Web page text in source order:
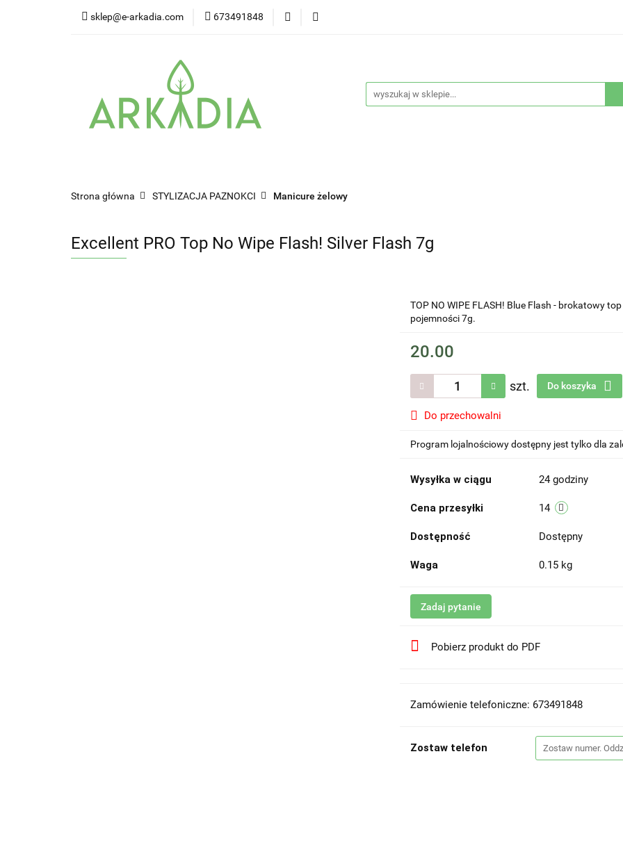
sklep@e-arkadia.com 673491848
Kategorie Producenci
Strona główna STYLIZACJA PAZNOKCI Manicure żelowy
Excellent PRO Top No Wipe Flash! Silver Flash 7g
TOP NO WIPE FLASH! Blue Flash - brokatowy
pojemności 7g.
20.00
szt. Do koszyka
Do przechowalni
Program lojalnościowy dostępny jest tylko dla
Wysyłka w ciągu 24 godziny
Cena przesyłki 14
Dostępność Dostępny
Waga 0.15 kg
Zadaj pytanie
Pobierz produkt do PDF
Zamówienie telefoniczne: 673491848
Zostaw telefon